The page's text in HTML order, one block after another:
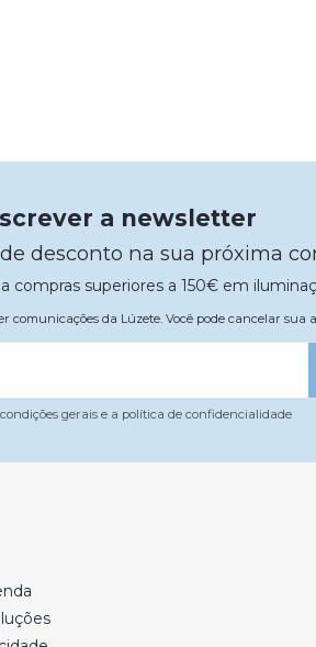
a newsletter
de desconto na sua próxima
compras superiores a 150€ em
comunicações da Lúzete. Você pode cancelar
gerais e a política de confidencialidade